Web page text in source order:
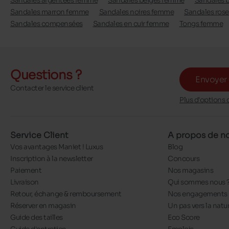
Sandales marron femme
Sandales noires femme Sandales
Sandales compensées
Sandales en cuir femme Tongs femme
Questions ?
Contacter le service client
Plus d'options
Service Client
Vos avantages Maniet ! Luxus
Inscription à la newsletter
Paiement
Livraison
Retour, échange & remboursement
Réserver en magasin
Guide des tailles
A propos de
Blog
Concours
Nos magasins
Qui sommes nous
Nos engagements
Un pas vers la
Eco Score